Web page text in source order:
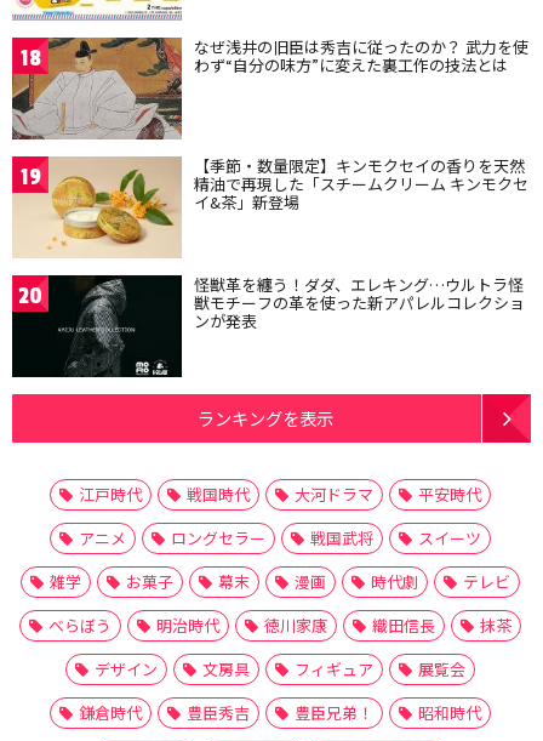
18 なぜ浅井の旧臣は秀吉に従ったのか？ 武力を使
わず“自分の味方”に変えた裏工作の技法とは
19 【季節・数量限定】キンモクセイの香りを天然
精油で再現した「スチームクリーム キンモクセ
イ&茶」新登場
20 怪獣革を纏う！ダダ、エレキング…ウルトラ怪
獣モチーフの革を使った新アパレルコレクショ
ンが発表
ランキングを表示
江戸時代 戦国時代 大河ドラマ
平安時代
アニメ
ロングセラー 戦国武将
スイーツ
雑学
お菓子 幕末 漫画 時代劇
テレビ
べらぼう
明治時代 徳川家康 織田信長
抹茶
デザイン
文房具 フィギュア
展覧会
鎌倉時代
豊臣秀吉 豊臣兄弟！
昭和時代